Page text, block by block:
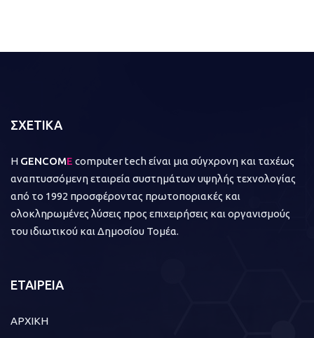
ΣΧΕΤΙΚΑ
Η GENCOME computer tech είναι μια σύγχρονη και ταχέως
αναπτυσσόμενη εταιρεία συστημάτων υψηλής τεχνολογίας
από το 1992 προσφέροντας πρωτοποριακές και
ολοκληρωμένες λύσεις προς επιχειρήσεις και οργανισμούς
του ιδιωτικού και Δημοσίου Τομέα.
ΕΤΑΙΡΕΙΑ
ΑΡΧΙΚΗ